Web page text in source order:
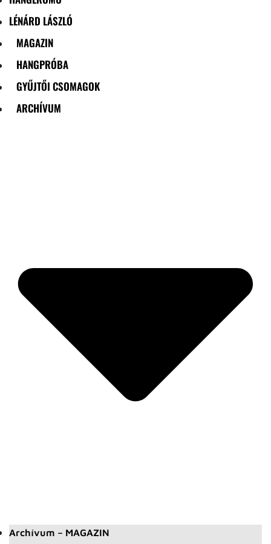
LÉNÁRD LÁSZLÓ
MAGAZIN
HANGPRÓBA
GYŰJTŐI CSOMAGOK
ARCHÍVUM
Archívum – MAGAZIN